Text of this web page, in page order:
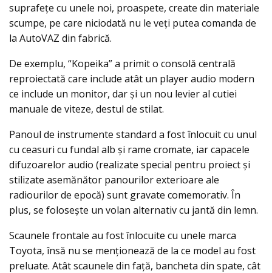
suprafeţe cu unele noi, proaspete, create din materiale
scumpe, pe care niciodată nu le veţi putea comanda de
la AutoVAZ din fabrică.
De exemplu, “Kopeika” a primit o consolă centrală
reproiectată care include atât un player audio modern
ce include un monitor, dar şi un nou levier al cutiei
manuale de viteze, destul de stilat.
Panoul de instrumente standard a fost înlocuit cu unul
cu ceasuri cu fundal alb şi rame cromate, iar capacele
difuzoarelor audio (realizate special pentru proiect și
stilizate asemănător panourilor exterioare ale
radiourilor de epocă) sunt gravate comemorativ. În
plus, se folosește un volan alternativ cu jantă din lemn.
Scaunele frontale au fost înlocuite cu unele marca
Toyota, însă nu se menţionează de la ce model au fost
preluate. Atât scaunele din față, bancheta din spate, cât